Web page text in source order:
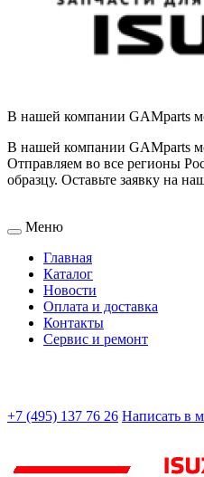
В нашей компании GAMparts
В нашей компании GAMparts
Отправляем во все регионы
образцу. Оставьте заявку на
Меню
Главная
Каталог
Новости
Оплата и доставка
Контакты
Сервис и ремонт
+7 (495) 137 76 26 Написать в